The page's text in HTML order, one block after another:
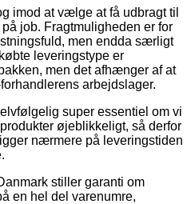
imod at vælge at få udbragt til
job. Fragtmuligheden er for
men endda særligt
leveringstype er
men det afhænger af at
arbejdslager.
super essentiel om vi
øjeblikkeligt, så derfor
nærmere på leveringstiden
stiller garanti om
en hel del varenumre,